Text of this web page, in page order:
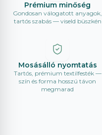
Prémium minőség
Gondosan válogatott anyagok,
tartós szabás — viseld büszkén
Mosásálló nyomtatás
Tartós, prémium textilfesték —
szín és forma hosszú távon
megmarad